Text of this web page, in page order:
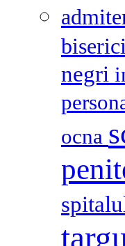
negri
ocna